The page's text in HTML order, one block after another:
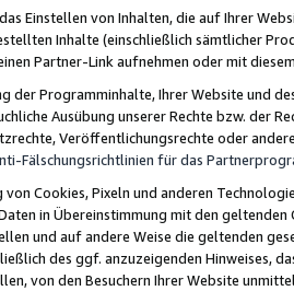
Einstellen von Inhalten, die auf Ihrer
Inhalte (einschließlich sämtlicher
Partner-Link aufnehmen oder mit
der Programminhalte, Ihrer Website und
Ausübung unserer Rechte bzw. der
Veröffentlichungsrechte oder
Fälschungsrichtlinien für das
Cookies, Pixeln und anderen
in Übereinstimmung mit den
und auf andere Weise die geltenden
des ggf. anzuzeigenden Hinweises,
von den Besuchern Ihrer Website